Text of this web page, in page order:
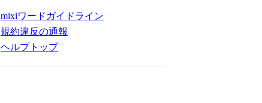
mixiワードガイドライン
規約違反の通報
ヘルプトップ